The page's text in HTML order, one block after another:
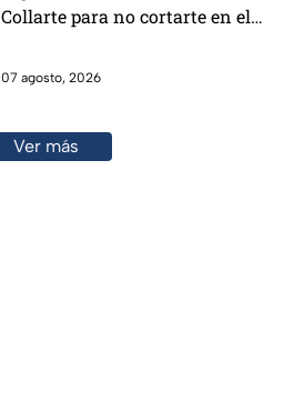
Collarte para no cortarte en el
07 agosto, 2026
Ver más